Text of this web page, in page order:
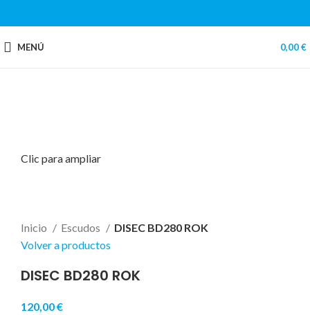
MENÚ 0,00€
Clic para ampliar
Inicio Escudos
DISEC BD280 ROK
Volver a productos
DISEC BD280 ROK
120,00€